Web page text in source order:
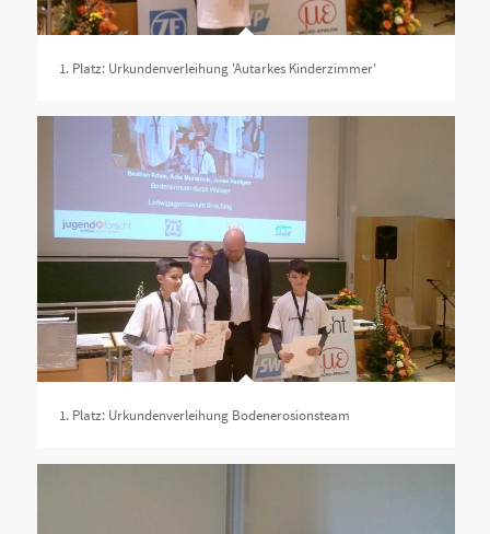
1. Platz: Urkundenverleihung 'Autarkes Kinderzimmer'
1. Platz: Urkundenverleihung Bodenerosionsteam